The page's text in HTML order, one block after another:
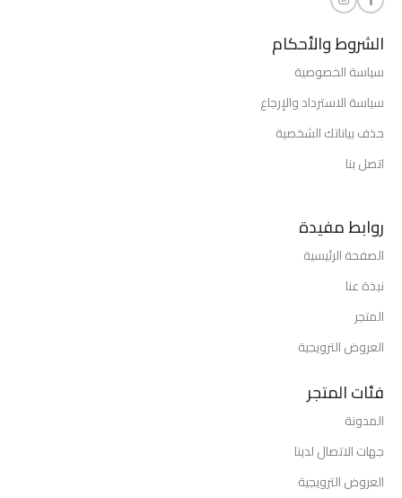
الشروط والأحكام
سياسة الخصوصية
سياسة الاسترداد والإرجاع
حذف بياناتك الشخصية
اتصل بنا
روابط مفيدة
الصفحة الرئيسية
نبذة عنا
المتجر
العروض الترويجية
فئات المتجر
المدونة
جهات الاتصال لدينا
العروض الترويجية